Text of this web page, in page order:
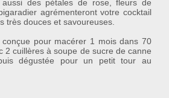
des pétales de rose ,fleurs de
agrémenteront votrecocktail
très douces et savoureuses.
pour macérer 1 mois dans 70
2 cuillères à soupe de sucre de canne
dégustée pour un petit tour au